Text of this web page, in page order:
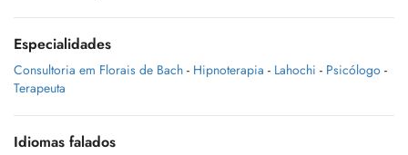
Especialidades
Consultoria em Florais de Bach - Hipnoterapia - Lahochi - Psicólogo -
Terapeuta
Idiomas falados